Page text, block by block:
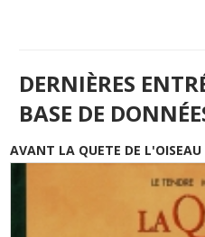
DERNIÈRES
BASE DE
AVANT LA QUETE DE